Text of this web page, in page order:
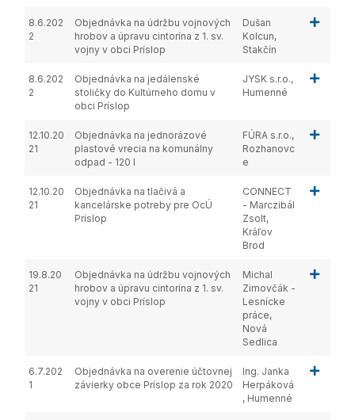
8.6.202
2
Objednávka na údržbu vojnových
hrobov a úpravu cintorína z 1. sv.
vojny v obci Príslop
Dušan
Kolcun,
Stakčín
8.6.202
2
Objednávka na jedálenské
stoličky do Kultúrneho domu v
obci Príslop
JYSK s.r.o.,
Humenné
12.10.20
21
Objednávka na jednorázové
plastové vrecia na komunálny
odpad - 120 l
FÚRA s.r.o.,
Rozhanovc
e
12.10.20
21
Objednávka na tlačivá a
kancelárske potreby pre OcÚ
Príslop
CONNECT
- Marczibál
Zsolt,
Kráľov
Brod
19.8.20
21
Objednávka na údržbu vojnových
hrobov a úpravu cintorína z 1. sv.
vojny v obci Príslop
Michal
Zimovčák -
Lesnícke
práce,
Nová
Sedlica
6.7.202
1
Objednávka na overenie účtovnej
závierky obce Príslop za rok 2020
Ing. Janka
Herpáková
, Humenné